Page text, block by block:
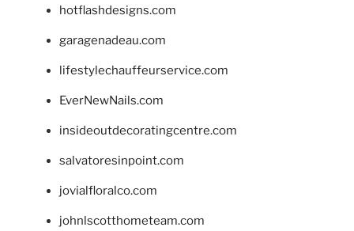
hotflashdesigns.com
garagenadeau.com
lifestylechauffeurservice.com
EverNewNails.com
insideoutdecoratingcentre.com
salvatoresinpoint.com
jovialfloralco.com
johnlscotthometeam.com